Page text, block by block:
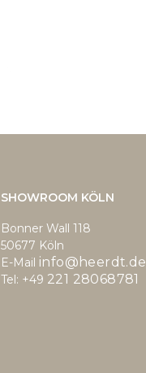
SHOWROOM KÖLN
Bonner Wall 118
50677 Köln
E-Mail info@heerdt.de
Tel: +49 221 28068781